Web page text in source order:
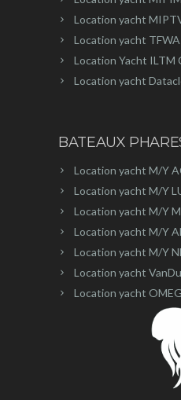
Location yacht
Location yacht
Location Yacht ILTM
Location yacht
BATEAUX
Location yacht M/Y
Location yacht M/Y
Location yacht M/Y
Location yacht M/Y
Location yacht M/Y
Location yacht
Location yacht